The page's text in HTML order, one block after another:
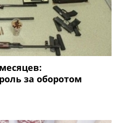
за оборотом